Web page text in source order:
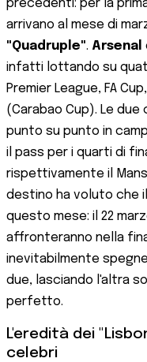
precedenti: per la
arrivano al mese di
"Quadruple". Arsenal
infatti lottando su
Premier League, FA
(Carabao Cup). Le
punto su punto in
il pass per i quarti di
rispettivamente il
destino ha voluto che
questo mese: il 22
affronteranno nella
inevitabilmente
due, lasciando l'altra
perfetto.
L'eredità dei
celebri